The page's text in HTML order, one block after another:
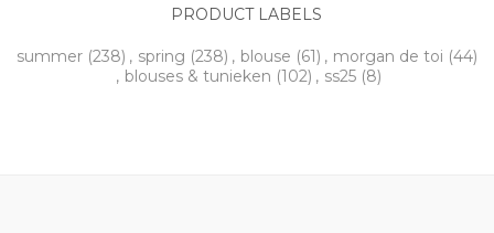
PRODUCT LABELS
summer (238) , spring (238) , blouse (61) , morgan de toi (44)
, blouses & tunieken (102) , ss25 (8)